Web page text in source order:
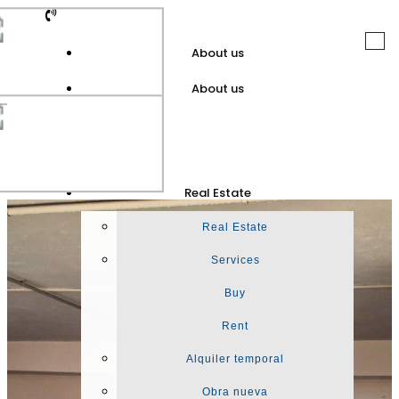
About us
About us
Real Estate
Real Estate
Services
Buy
Rent
Alquiler temporal
Obra nueva